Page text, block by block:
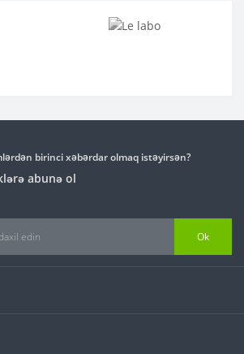
birinci xəbərdar olmaq istəyirsən?
abunə ol
Ok